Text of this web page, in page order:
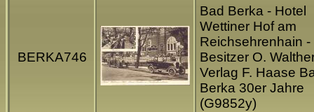
BERKA746
Bad Berka - Hotel
Wettiner Hof am
Reichsehrenhain -
Besitzer O.
Verlag F. Haase
Berka 30er Jahre
(G9852y)